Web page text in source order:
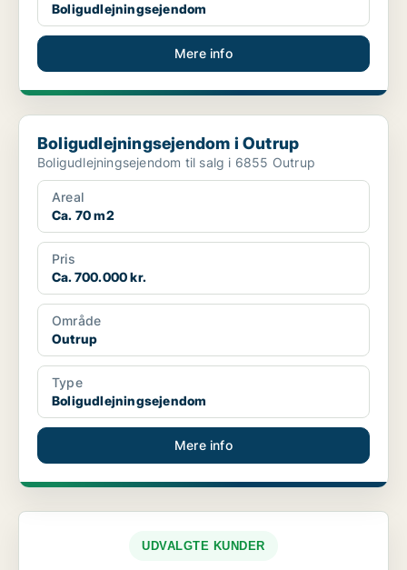
Boligudlejningsejendom
Mere info
Boligudlejningsejendom i Outrup
Boligudlejningsejendom i Outrup
Boligudlejningsejendom til salg i 6855 Outrup
Areal
Ca. 70 m2
Pris
Ca. 700.000 kr.
Område
Outrup
Type
Boligudlejningsejendom
Mere info
UDVALGTE KUNDER